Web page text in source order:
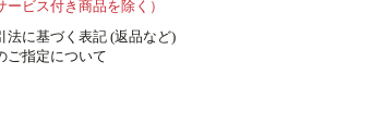
ービス付き商品を除く）
法に基づく表記 (返品など)
ご指定について